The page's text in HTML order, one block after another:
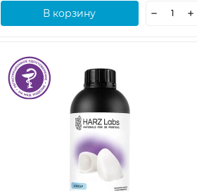
В корзину